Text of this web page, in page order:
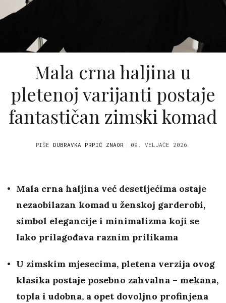
Mala crna haljina u
pletenoj varijanti postaje
fantastičan zimski komad
PIŠE DUBRAVKA PRPIĆ ZNAOR 09. VELJAČE 2026.
Mala crna haljina već desetljećima ostaje
nezaobilazan komad u ženskoj garderobi,
simbol elegancije i minimalizma koji se
lako prilagođava raznim prilikama
U zimskim mjesecima, pletena verzija ovog
klasika postaje posebno zahvalna – mekana,
topla i udobna, a opet dovoljno profinjena